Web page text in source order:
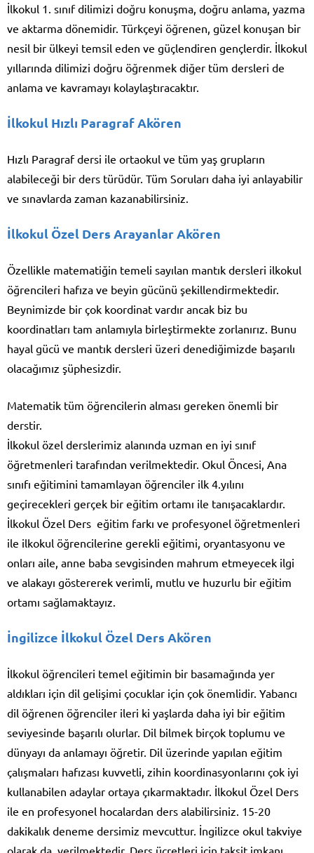
İlkokul 1. sınıf dilimizi doğru konuşma, doğru anlama, yazma
ve aktarma dönemidir. Türkçeyi öğrenen, güzel konuşan bir
nesil bir ülkeyi temsil eden ve güçlendiren gençlerdir. İlkokul
yıllarında dilimizi doğru öğrenmek diğer tüm dersleri de
anlama ve kavramayı kolaylaştıracaktır.
İlkokul Hızlı Paragraf Akören
Hızlı Paragraf dersi ile ortaokul ve tüm yaş grupların
alabileceği bir ders türüdür. Tüm Soruları daha iyi anlayabilir
ve sınavlarda zaman kazanabilirsiniz.
İlkokul Özel Ders Arayanlar Akören
Özellikle matematiğin temeli sayılan mantık dersleri ilkokul
öğrencileri hafıza ve beyin gücünü şekillendirmektedir.
Beynimizde bir çok koordinat vardır ancak biz bu
koordinatları tam anlamıyla birleştirmekte zorlanırız. Bunu
hayal gücü ve mantık dersleri üzeri denediğimizde başarılı
olacağımız şüphesizdir.
Matematik tüm öğrencilerin alması gereken önemli bir
derstir.
İlkokul özel derslerimiz alanında uzman en iyi sınıf
öğretmenleri tarafından verilmektedir. Okul Öncesi, Ana
sınıfı eğitimini tamamlayan öğrenciler ilk 4.yılını
geçirecekleri gerçek bir eğitim ortamı ile tanışacaklardır.
İlkokul Özel Ders eğitim farkı ve profesyonel öğretmenleri
ile ilkokul öğrencilerine gerekli eğitimi, oryantasyonu ve
onları aile, anne baba sevgisinden mahrum etmeyecek ilgi
ve alakayı göstererek verimli, mutlu ve huzurlu bir eğitim
ortamı sağlamaktayız.
İngilizce İlkokul Özel Ders Akören
İlkokul öğrencileri temel eğitimin bir basamağında yer
aldıkları için dil gelişimi çocuklar için çok önemlidir. Yabancı
dil öğrenen öğrenciler ileri ki yaşlarda daha iyi bir eğitim
seviyesinde başarılı olurlar. Dil bilmek birçok toplumu ve
dünyayı da anlamayı öğretir. Dil üzerinde yapılan eğitim
çalışmaları hafızası kuvvetli, zihin koordinasyonlarını çok iyi
kullanabilen adaylar ortaya çıkarmaktadır. İlkokul Özel Ders
ile en profesyonel hocalardan ders alabilirsiniz. 15-20
dakikalık deneme dersimiz mevcuttur. İngilizce okul takviye
olarak da verilmektedir. Ders ücretleri için taksit imkanı